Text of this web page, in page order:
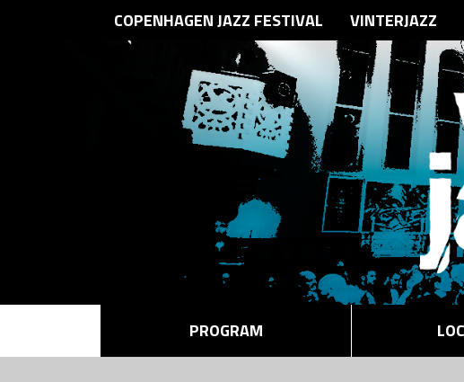
COPENHAGEN JAZZ FESTIVAL VINTERJAZZ
PROGRAM